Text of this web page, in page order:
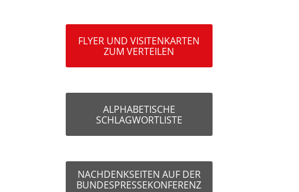
FLYER UND VISITENKARTEN
ZUM VERTEILEN
ALPHABETISCHE
SCHLAGWORTLISTE
NACHDENKSEITEN AUF DER
BUNDESPRESSEKONFERENZ